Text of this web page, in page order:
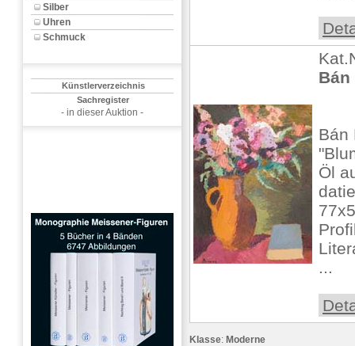
Silber
Uhren
Schmuck
Künstlerverzeichnis
Sachregister
- in dieser Auktion -
Bán
Bán
Öl
...
Klasse: Moderne